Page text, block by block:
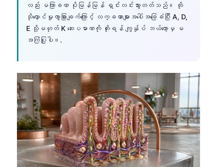
လည်း မကြာခဏ ပိုမြန်မြန် ရှင်းလင်းသွားတတ်သည်။ ထို
သိုလှောင်မှုကွာခြားချက်ကြောင့် လက္ခဏာများအပေါ်အခြေခံပြီး A, D,
E သို့မဟုတ် K ဆေးပမာဏကို တိုးရန် ကျွန်ုပ် ဘယ်တော့မှ မ
အကြံပြုပါ။.